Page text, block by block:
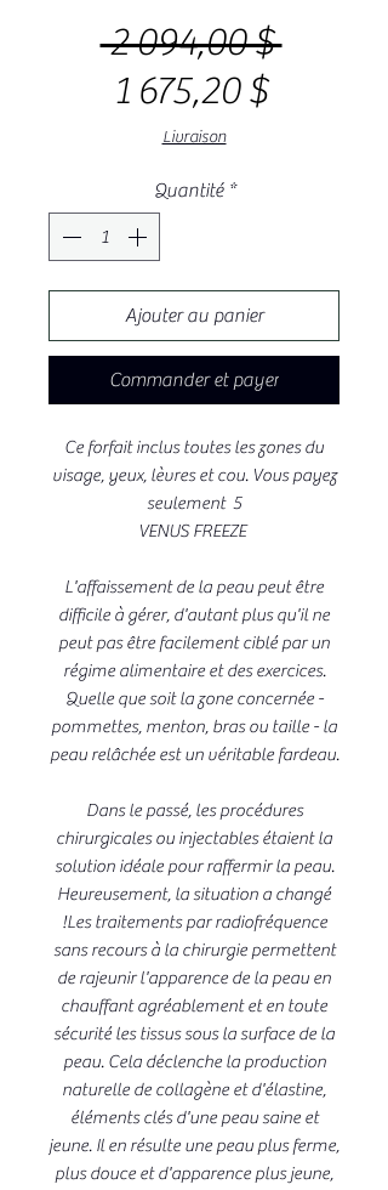
2 094,00 $ Prix
1 675,20 $Prix
Livraison
Quantité *
Ajouter au panier
Commander et payer
Ce forfait inclus toutes les zones du
visage, yeux, lèvres et cou. Vous payez
seulement 5
VENUS FREEZE
L'affaissement de la peau peut être
difficile à gérer, d'autant plus qu'il ne
peut pas être facilement ciblé par un
régime alimentaire et des exercices.
Quelle que soit la zone concernée -
pommettes, menton, bras ou taille - la
peau relâchée est un véritable fardeau.
Dans le passé, les procédures
chirurgicales ou injectables étaient la
solution idéale pour raffermir la peau.
Heureusement, la situation a changé
!Les traitements par radiofréquence
sans recours à la chirurgie permettent
de rajeunir l'apparence de la peau en
chauffant agréablement et en toute
sécurité les tissus sous la surface de la
peau. Cela déclenche la production
naturelle de collagène et d'élastine,
éléments clés d'une peau saine et
jeune. Il en résulte une peau plus ferme,
plus douce et d'apparence plus jeune,